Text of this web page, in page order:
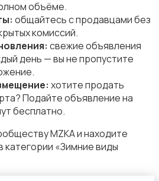
дартс
объёме.
общайтесь с продавцами без
комиссий.
свежие объявления
день — вы не пропустите
хотите продать
Подайте объявление на
бесплатно.
MZKA и находите
«Зимние виды